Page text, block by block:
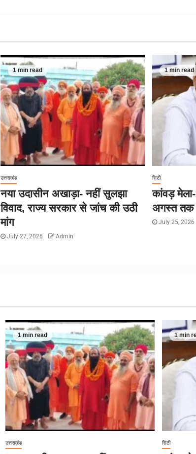
1 min read
उत्तराखंड
नया उदासीन अखाड़ा- नहीं सुलझा
विवाद, राज्य सरकार से जांच की उठी
मांग
July 27, 2026 Admin
1 min read
सिटी
कांवड़
अगस्त तक
July 25, 2026
1 min read
उत्तराखंड
1 min
सिटी